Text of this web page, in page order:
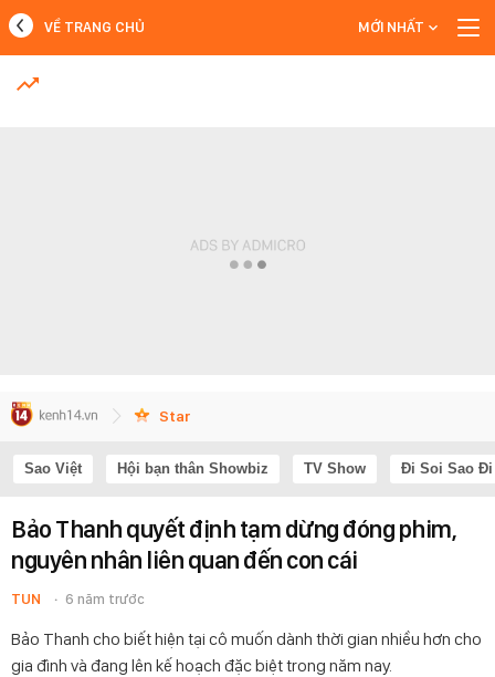
MỚI NHẤT
VỀ TRANG CHỦ MỚI NHẤT
Star
Sao Việt Hội bạn thân Showbiz TV Show Đi Soi Sao Đi
Bảo Thanh quyết định tạm dừng đóng phim,
nguyên nhân liên quan đến con cái
TUN 6 năm trước
Bảo Thanh cho biết hiện tại cô muốn dành thời gian nhiều hơn cho
gia đình và đang lên kế hoạch đặc biệt trong năm nay.